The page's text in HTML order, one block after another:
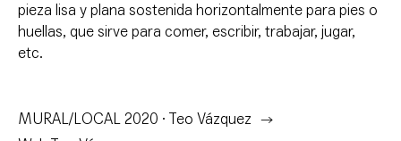
pieza lisa y plana sostenida horizontalmente para pies o
huellas, que sirve para comer, escribir, trabajar, jugar,
etc.
MURAL/LOCAL 2020 · Teo Vázquez